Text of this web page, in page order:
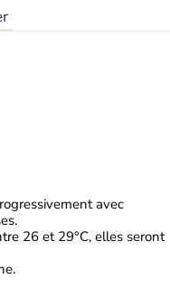
avec
26 et 29°C, elles seront